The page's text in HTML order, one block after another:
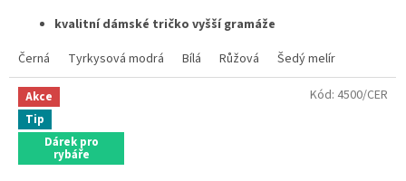
kvalitní dámské tričko vyšší gramáže
Černá
Tyrkysová modrá Bílá Růžová Šedý melír
Akce
Tip
Dárek pro
rybáře
Kód: 4500/CER